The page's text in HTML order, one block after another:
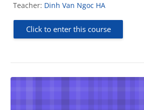
Teacher: Dinh Van Ngoc HA
Click to enter this course